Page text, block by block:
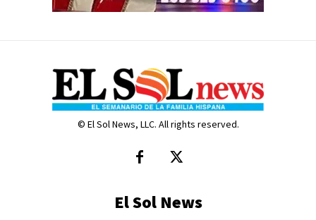
© El Sol News, LLC. All rights reserved.
El Sol News